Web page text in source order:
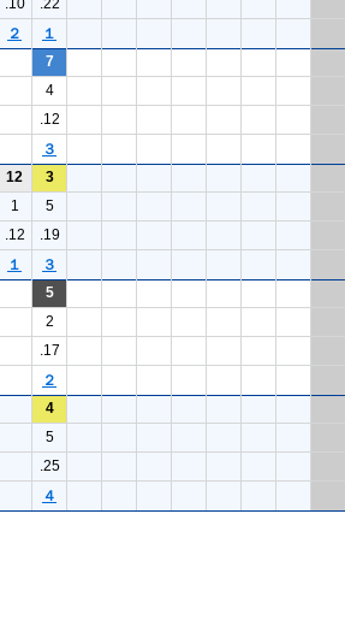
.10
.22
２ １
7
4
.12
３
12 3
1
5
.12
.19
１ ３
5
2
.17
２
4
5
.25
４